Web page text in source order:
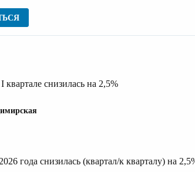
Деньги
квартале снизилась на 2,5%
года снизилась (квартал/к кварталу) на